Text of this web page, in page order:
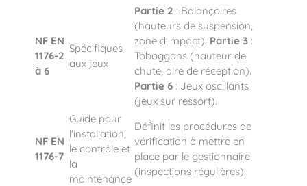
NF EN
1176-2
à 6
Spécifiques
aux jeux
Partie 2 : Balançoires
(hauteurs de suspension,
zone d'impact). Partie 3 :
Toboggans (hauteur de
chute, aire de réception).
Partie 6 : Jeux oscillants
(jeux sur ressort).
NF EN
1176-7
Guide pour
l'installation,
le contrôle et
la
maintenance
Définit les procédures de
vérification à mettre en
place par le gestionnaire
(inspections régulières).